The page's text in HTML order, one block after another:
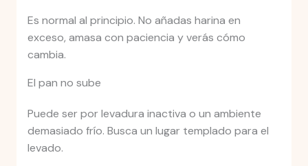
Es normal al principio. No añadas harina en
exceso, amasa con paciencia y verás cómo
cambia.
El pan no sube
Puede ser por levadura inactiva o un ambiente
demasiado frío. Busca un lugar templado para el
levado.